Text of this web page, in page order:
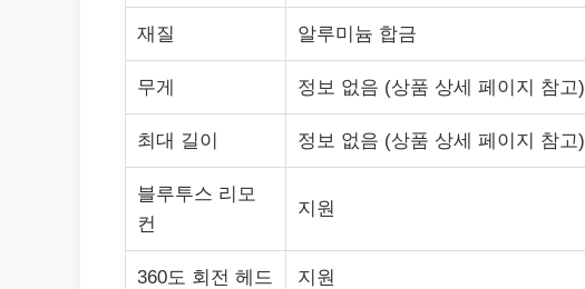
재질 알루미늄 합금
무게 정보 없음 (상품 상세 페이지 참고)
최대 길이 정보 없음 (상품 상세 페이지 참고)
블루투스 리모
컨
지원
360도 회전 헤드 지원